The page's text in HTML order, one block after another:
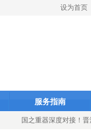
设为首页
服务指南
国之重器深度对接！